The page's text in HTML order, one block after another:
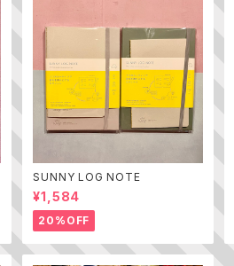
SUNNY LOG NOTE
¥1,584
20%OFF